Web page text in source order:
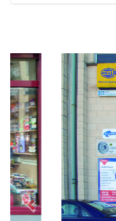
Previous